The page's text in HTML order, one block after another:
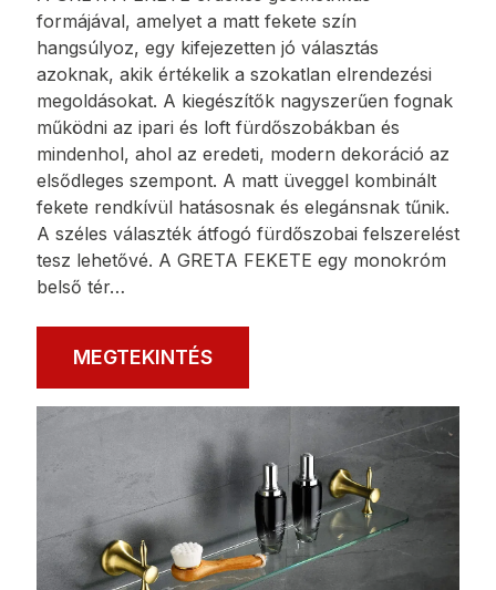
GRETA BLACK
hangsúlyoz, egy kifejezetten jó választás
azoknak, akik értékelik a szokatlan elrendezési
megoldásokat. A kiegészítők nagyszerűen fognak
működni az ipari és loft fürdőszobákban és
mindenhol, ahol az eredeti, modern dekoráció az
elsődleges szempont. A matt üveggel kombinált
fekete rendkívül hatásosnak és elegánsnak tűnik.
A széles választék átfogó fürdőszobai felszerelést
tesz lehetővé. A GRETA FEKETE egy monokróm